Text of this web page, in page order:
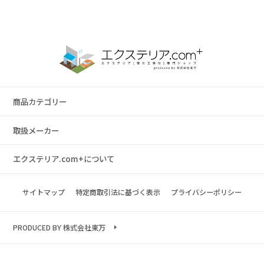
商品カテゴリー
取扱メーカー
エクステリア.com+について
サイトマップ 特定商取引法に基づく表示 プライバシーポリシー
PRODUCED BY 株式会社東万